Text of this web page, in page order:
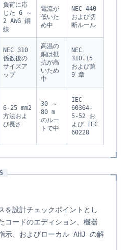
負荷に応
じた 6 ～
2 AWG 銅
線
電流が
低いた
め中
NEC 440
および切
断ルール
NEC 310
係数後の
サイズア
ップ
高温の
銅は抵
抗が高
いため
中
NEC
310.15
および第
9 章
6-25 mm2
方法およ
び長さ
30 ～
80 m
のルー
トで中
IEC
60364-
5-52 お
よび IEC
60228
を設計チェックポイントとし
コードのエディション、機器
示、およびローカル AHJ の解